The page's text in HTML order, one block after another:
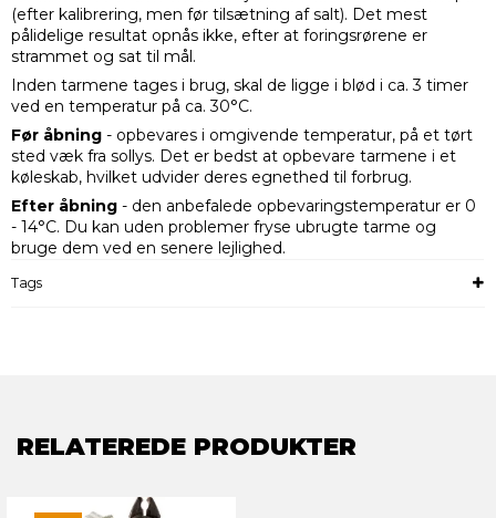
(efter kalibrering, men før tilsætning af salt). Det mest
pålidelige resultat opnås ikke, efter at foringsrørene er
strammet og sat til mål.
Inden tarmene tages i brug, skal de ligge i blød i ca. 3 timer
ved en temperatur på ca. 30°C.
Før åbning - opbevares i omgivende temperatur, på et tørt
sted væk fra sollys. Det er bedst at opbevare tarmene i et
køleskab, hvilket udvider deres egnethed til forbrug.
Efter åbning - den anbefalede opbevaringstemperatur er 0
- 14°C. Du kan uden problemer fryse ubrugte tarme og
bruge dem ved en senere lejlighed.
Tags
RELATEREDE PRODUKTER